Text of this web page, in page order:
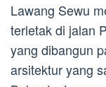
Lawang Sewu
terletak di jalan
yang dibangun
arsitektur yang